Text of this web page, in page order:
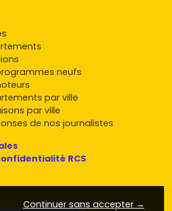
neufs
par ville
par ville
de nos journalistes
RCS
Continuer sans accepter →